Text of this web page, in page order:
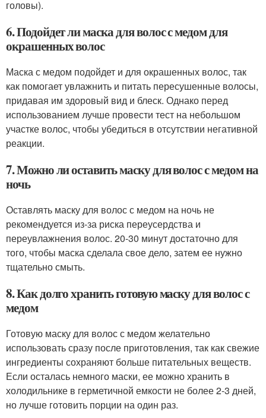
головы).
6. Подойдет ли маска для волос с медом для
окрашенных волос
Маска с медом подойдет и для окрашенных волос, так
как помогает увлажнить и питать пересушенные волосы,
придавая им здоровый вид и блеск. Однако перед
использованием лучше провести тест на небольшом
участке волос, чтобы убедиться в отсутствии негативной
реакции.
7. Можно ли оставить маску для волос с медом на
ночь
Оставлять маску для волос с медом на ночь не
рекомендуется из-за риска переусердства и
переувлажнения волос. 20-30 минут достаточно для
того, чтобы маска сделала свое дело, затем ее нужно
тщательно смыть.
8. Как долго хранить готовую маску для волос с
медом
Готовую маску для волос с медом желательно
использовать сразу после приготовления, так как свежие
ингредиенты сохраняют больше питательных веществ.
Если осталась немного маски, ее можно хранить в
холодильнике в герметичной емкости не более 2-3 дней,
но лучше готовить порции на один раз.